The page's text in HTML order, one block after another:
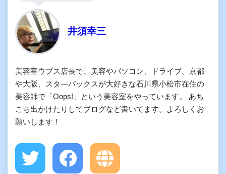
井須幸三
美容室ウプス店長で、美容やパソコン、ドライブ、京都
や大阪、スタ―バックスが大好きな石川県小松市在住の
美容師で「Oops!」という美容室をやっています。 あち
こち出かけたりしてブログなど書いてます。よろしくお
願いします！